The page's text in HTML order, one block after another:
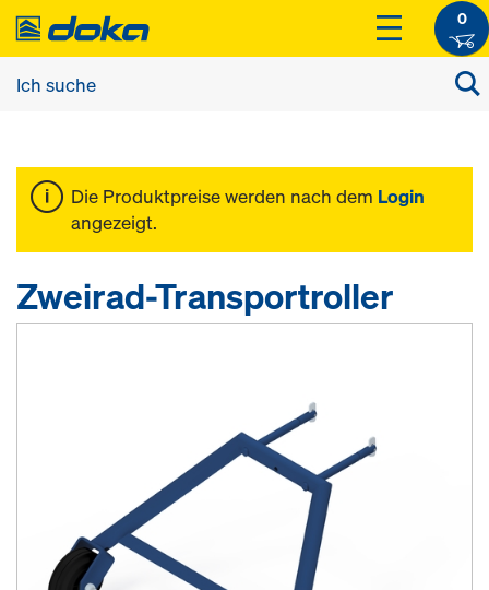
0
Die Produktpreise werden nach dem Login
angezeigt.
Zweirad-Transportroller